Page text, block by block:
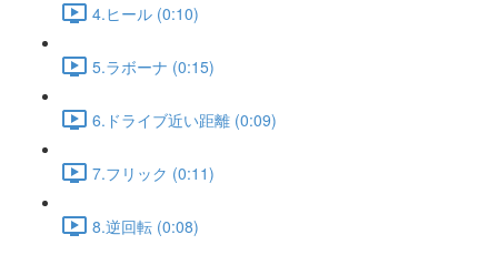
4.ヒール (0:10)
5.ラボーナ (0:15)
6.ドライブ近い距離 (0:09)
7.フリック (0:11)
8.逆回転 (0:08)